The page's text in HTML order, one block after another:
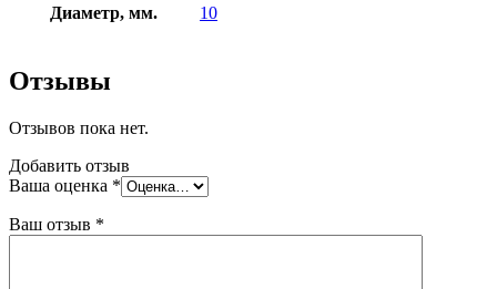
Диаметр, мм. 10
Отзывы
Отзывов пока нет.
Добавить отзыв
Ваша оценка *
Ваш отзыв *